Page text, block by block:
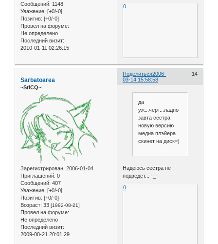
Сообщений: 1148
Уважение: [+0/-0]
Позитив: [+0/-0]
Провел на форуме:
Не определено
Последний визит:
2010-01-11 02:26:15
0
Поделиться 14
2006-
03-14 15:58:58
Sarbatoarea
~StICQ~
Зарегистрирован: 2006-01-04
Приглашений: 0
Сообщений: 407
Уважение: [+0/-0]
Позитив: [+0/-0]
Возраст: 33 [1992-08-21]
Провел на форуме:
Не определено
Последний визит:
2009-08-21 20:01:29
да
уж...черт...ладно
завта сестра
новую версию
медиа плэйера
скинет на диск=)
Надеюсь сестра не
подведёт... -_-
0